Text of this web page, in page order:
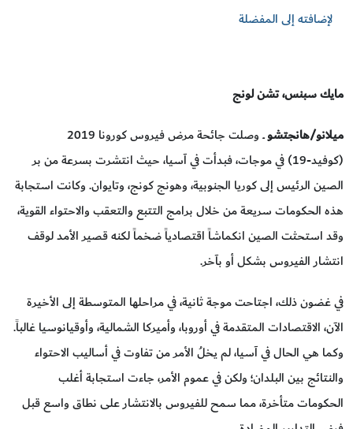
لإضافته إلى المفضلة
مايك سبنس، تشن لونج
ميلانو/هانجتشو
ــ وصلت جائحة مرض فيروس كورونا 2019
(كوفيد-19) في موجات، فبدأت في آسيا، حيث انتشرت بسرعة من بر
الصين الرئيس إلى كوريا الجنوبية، وهونج كونج، وتايوان. وكانت استجابة
هذه الحكومات سريعة من خلال برامج التتبع والتعقب والاحتواء القوية،
وقد استحثت الصين انكماشاً اقتصادياً ضخماً لكنه قصير الأمد لوقف
انتشار الفيروس بشكل أو بآخر.
في غضون ذلك، اجتاحت موجة ثانية، في مراحلها المتوسطة إلى الأخيرة
الآن، الاقتصادات المتقدمة في أوروبا، وأميركا الشمالية، وأوقيانوسيا غالباً.
وكما هي الحال في آسيا، لم يخلُ الأمر من تفاوت في أساليب الاحتواء
والنتائج بين البلدان؛ ولكن في عموم الأمر، جاءت استجابة أغلب
الحكومات متأخرة، مما سمح للفيروس بالانتشار على نطاق واسع قبل